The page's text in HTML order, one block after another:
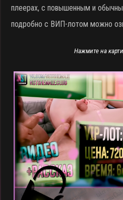
плеерах, с повышенным и
подробно с ВИП-лотом можно
Нажмите на